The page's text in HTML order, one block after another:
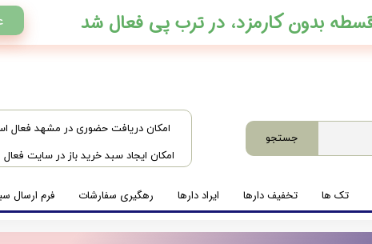
​امکان دریافت حضوری در مشهد فعال
امکان ایجاد سبد خرید باز در سایت
جستجو
تک ها تخفیف دارها ایراد دارها رهگیری سفارشات فرم ارسال